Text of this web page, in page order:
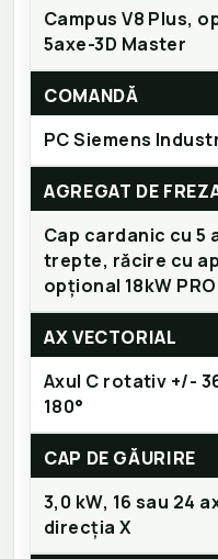
Campus V8 Plus,
5axe-3D Master
COMANDĂ
PC Siemens
AGREGAT DE
Cap cardanic cu 5
trepte, răcire cu
opțional 18kW PRO
AX VECTORIAL
Axul C rotativ +/-
180°
CAP DE GĂURIRE
3,0 kW, 16 sau 24
direcția X